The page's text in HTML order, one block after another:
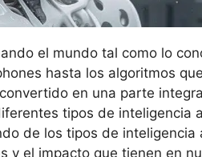
el mundo tal como lo
hasta los algoritmos
en una parte
tipos de inteligencia
de los tipos de inteligencia
y el impacto que tienen en